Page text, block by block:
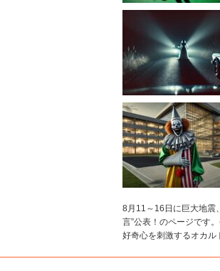
8月11～16日に巨大地震
言”公表！のページです。
好奇心を刺激するオカ